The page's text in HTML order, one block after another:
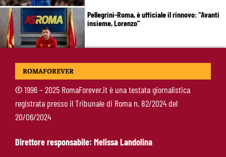
Pellegrini-Roma, è ufficiale il rinnovo: “Avanti
insieme, Lorenzo”
Rensch-Roma, l’occasione cambia tutto:
ROMAFOREVER
©1996 – 2025 RomaForever.it è una testata giornalistica
registrata presso il Tribunale di Roma n. 82/2024 del
20/06/2024
Direttore responsabile: Melissa Landolina